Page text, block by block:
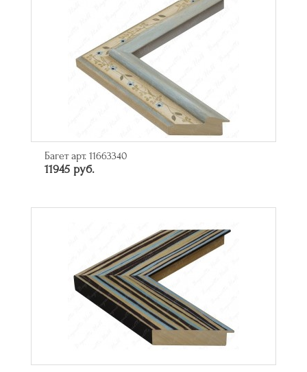
Багет арт. 11663340
11945 руб.